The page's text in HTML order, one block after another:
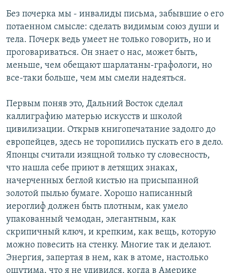
Без почерка мы - инвалиды письма, забывшие о его
потаенном смысле: сделать видимым союз души и
тела. Почерк ведь умеет не только говорить, но и
проговариваться. Он знает о нас, может быть,
меньше, чем обещают шарлатаны-графологи, но
все-таки больше, чем мы смели надеяться.
Первым поняв это, Дальний Восток сделал
каллиграфию матерью искусств и школой
цивилизации. Открыв книгопечатание задолго до
европейцев, здесь не торопились пускать его в дело.
Японцы считали изящной только ту словесность,
что нашла себе приют в летящих знаках,
начерченных беглой кистью на присыпанной
золотой пылью бумаге. Хорошо написанный
иероглиф должен быть плотным, как умело
упакованный чемодан, элегантным, как
скрипичный ключ, и крепким, как вещь, которую
можно повесить на стенку. Многие так и делают.
Энергия, запертая в нем, как в атоме, настолько
ощутима, что я не удивился, когда в Америке